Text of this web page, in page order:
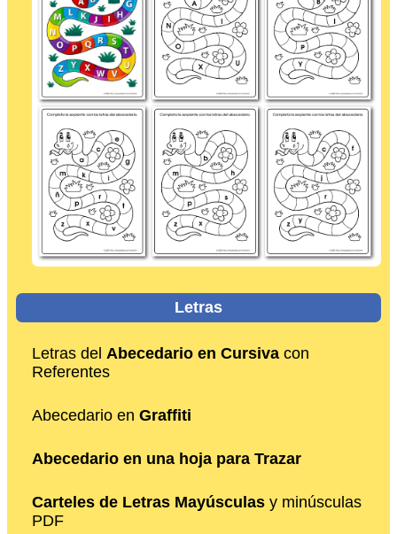
Letras
Letras del Abecedario en Cursiva con
Referentes
Abecedario en Graffiti
Abecedario en una hoja para Trazar
Carteles de Letras Mayúsculas y minúsculas
PDF